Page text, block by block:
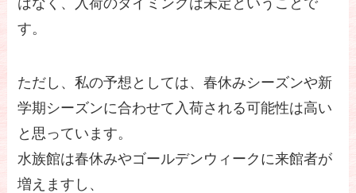
はなく、入荷のタイミングは未定ということで
す。
ただし、私の予想としては、春休みシーズンや新
学期シーズンに合わせて入荷される可能性は高い
と思っています。
水族館は春休みやゴールデンウィークに来館者が
増えますし、